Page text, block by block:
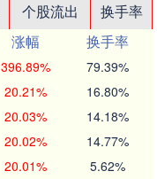
个股流出
换手率
涨幅
换手率
396.89% 79.39%
20.21% 16.80%
20.03% 14.18%
20.02% 14.77%
20.01% 5.62%